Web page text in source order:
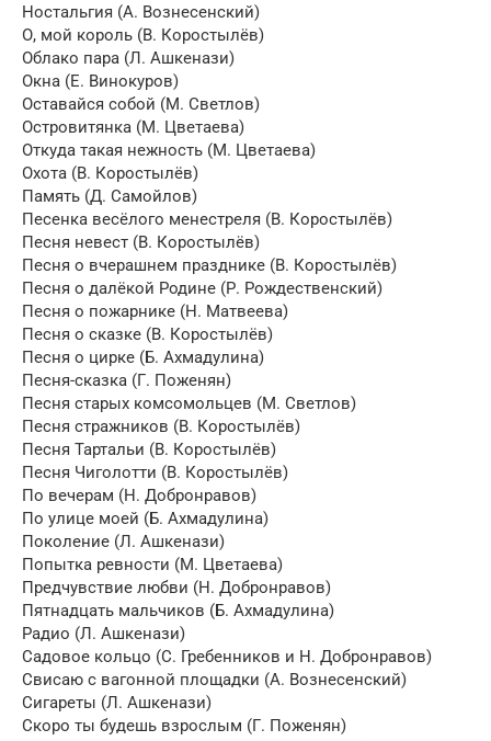
Ностальгия (А. Вознесенский)
О, мой король (В. Коростылёв)
Облако пара (Л. Ашкенази)
Окна (Е. Винокуров)
Оставайся собой (М. Светлов)
Островитянка (М. Цветаева)
Откуда такая нежность (М. Цветаева)
Охота (В. Коростылёв)
Память (Д. Самойлов)
Песенка весёлого менестреля (В. Коростылёв)
Песня невест (В. Коростылёв)
Песня о вчерашнем празднике (В. Коростылёв)
Песня о далёкой Родине (Р. Рождественский)
Песня о пожарнике (Н. Матвеева)
Песня о сказке (В. Коростылёв)
Песня о цирке (Б. Ахмадулина)
Песня-сказка (Г. Поженян)
Песня старых комсомольцев (М. Светлов)
Песня стражников (В. Коростылёв)
Песня Тартальи (В. Коростылёв)
Песня Чиголотти (В. Коростылёв)
По вечерам (Н. Добронравов)
По улице моей (Б. Ахмадулина)
Поколение (Л. Ашкенази)
Попытка ревности (М. Цветаева)
Предчувствие любви (Н. Добронравов)
Пятнадцать мальчиков (Б. Ахмадулина)
Радио (Л. Ашкенази)
Садовое кольцо (С. Гребенников и Н. Добронравов)
Свисаю с вагонной площадки (А. Вознесенский)
Сигареты (Л. Ашкенази)
Скоро ты будешь взрослым (Г. Поженян)